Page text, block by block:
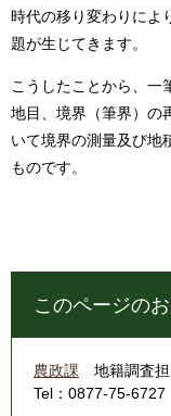
時代の移り変わりによ
題が生じてきます。
こうしたことから、一
地目、境界（筆界）の
いて境界の測量及び地
ものです。
このページの
農政課
地籍調査担
Tel：0877-75-6727